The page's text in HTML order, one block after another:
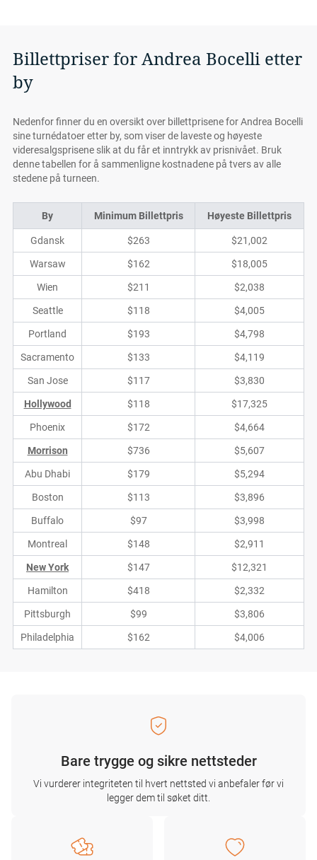
Billettpriser for Andrea Bocelli etter
by
Nedenfor finner du en oversikt over billettprisene for Andrea Bocelli
sine turnédatoer etter by, som viser de laveste og høyeste
videresalgsprisene slik at du får et inntrykk av prisnivået. Bruk
denne tabellen for å sammenligne kostnadene på tvers av alle
stedene på turneen.
By Minimum Billettpris Høyeste Billettpris
Gdansk $263 $21,002
Warsaw $162 $18,005
Wien $211 $2,038
Seattle $118 $4,005
Portland $193 $4,798
Sacramento $133 $4,119
San Jose $117 $3,830
Hollywood $118 $17,325
Phoenix $172 $4,664
Morrison $736 $5,607
Abu Dhabi $179 $5,294
Boston $113 $3,896
Buffalo $97 $3,998
Montreal $148 $2,911
New York $147 $12,321
Hamilton $418 $2,332
Pittsburgh $99 $3,806
Philadelphia $162 $4,006
Bare trygge og sikre nettsteder
Vi vurderer integriteten til hvert nettsted vi anbefaler før vi
legger dem til søket ditt.